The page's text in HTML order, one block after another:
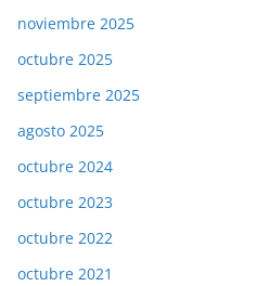
noviembre 2025
octubre 2025
septiembre 2025
agosto 2025
octubre 2024
octubre 2023
octubre 2022
octubre 2021